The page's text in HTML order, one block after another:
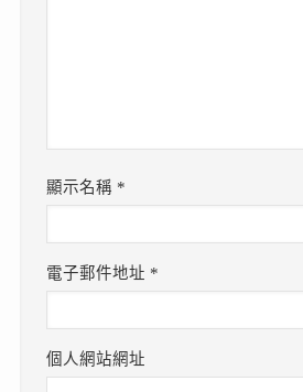
顯示名稱 *
電子郵件地址 *
個人網站網址